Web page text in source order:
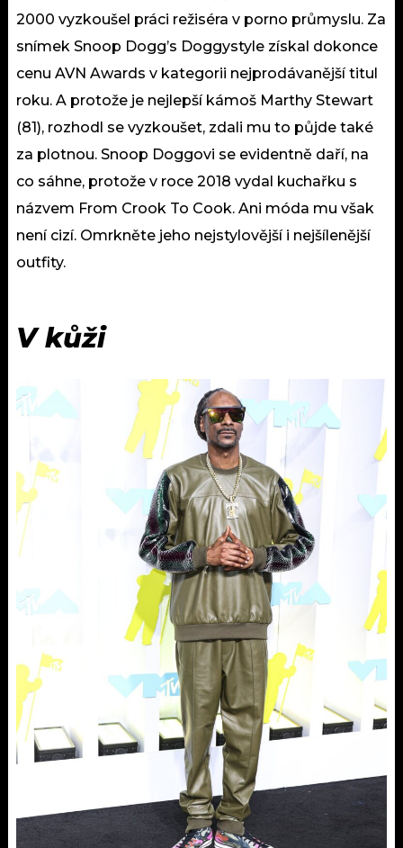
2000 vyzkoušel práci režiséra v porno průmyslu. Za
snímek Snoop Dogg’s Doggystyle získal dokonce
cenu AVN Awards v kategorii nejprodávanější titul
roku. A protože je nejlepší kámoš Marthy Stewart
(81), rozhodl se vyzkoušet, zdali mu to půjde také
za plotnou. Snoop Doggovi se evidentně daří, na
co sáhne, protože v roce 2018 vydal kuchařku s
názvem From Crook To Cook. Ani móda mu však
není cizí. Omrkněte jeho nejstylovější i nejšílenější
outfity.
V kůži